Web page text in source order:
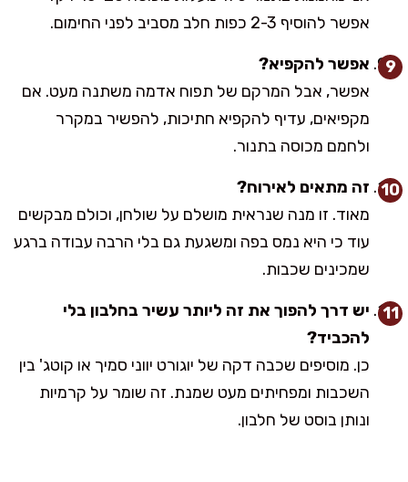
אפשר להוסיף 2-3 כפות חלב מסביב לפני החימום.
אפשר להקפיא?
אפשר, אבל המרקם של תפוח אדמה משתנה מעט. אם
מקפיאים, עדיף להקפיא חתיכות, להפשיר במקרר
ולחמם מכוסה בתנור.
זה מתאים לאירוח?
מאוד. זו מנה שנראית מושלם על שולחן, וכולם מבקשים
עוד כי היא נמס בפה ומשגעת גם בלי הרבה עבודה ברגע
שמכינים שכבות.
יש דרך להפוך את זה ליותר עשיר בחלבון בלי
להכביד?
כן. מוסיפים שכבה דקה של יוגורט יווני סמיך או קוטג' בין
השכבות ומפחיתים מעט שמנת. זה שומר על קרמיות
ונותן בוסט של חלבון.